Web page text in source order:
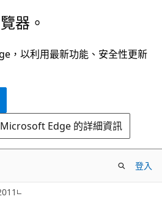
器。
，以利用最新功能、安全性更新
Edge 的詳細資訊
登入